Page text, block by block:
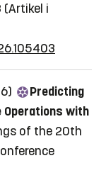
(Artikel i
Predicting
Operations with
of the 20th